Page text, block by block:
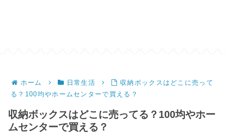
ホーム 日常生活
収納ボックスはどこに売って
る？100均やホームセンターで買える？
収納ボックスはどこに売ってる？100均やホー
ムセンターで買える？